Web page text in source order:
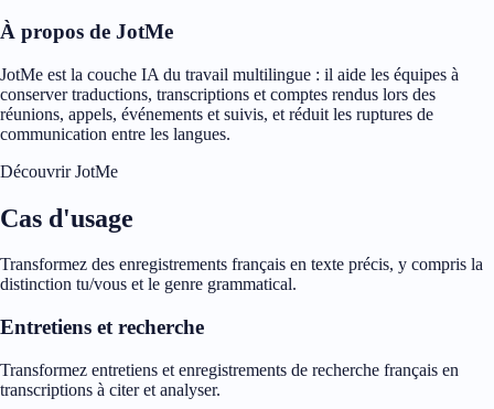
À propos de JotMe
JotMe est la couche IA du travail multilingue : il aide les équipes à
conserver traductions, transcriptions et comptes rendus lors des
réunions, appels, événements et suivis, et réduit les ruptures de
communication entre les langues.
Découvrir JotMe
Cas d'usage
Transformez des enregistrements français en texte précis, y compris la
distinction tu/vous et le genre grammatical.
Entretiens et recherche
Transformez entretiens et enregistrements de recherche français en
transcriptions à citer et analyser.